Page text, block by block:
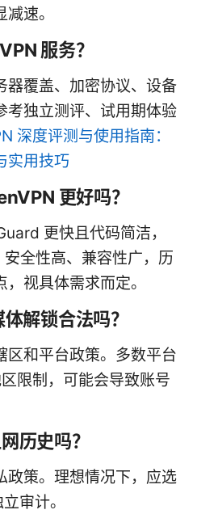
速。
服务？
器覆盖、加密协议、设备
考独立测评、试用期体验
深度评测与使用指南：
实用技巧
更好吗？
更快且代码简洁，
全性高、兼容性广，历
视具体需求而定。
解锁合法吗？
区和平台政策。多数平台
限制，可能会导致账号
历史吗？
政策。理想情况下，应选
审计。